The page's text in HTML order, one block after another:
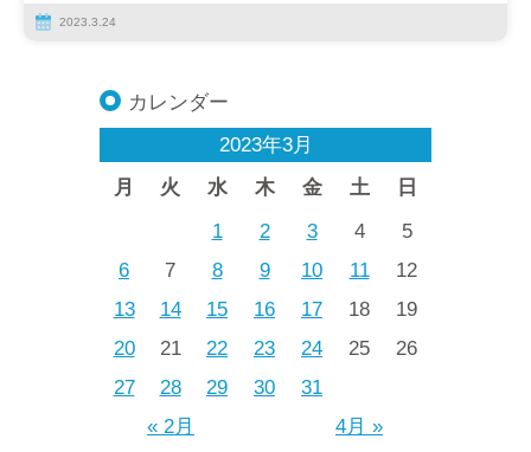
2023.3.24
カレンダー
2023年3月
月
火 水 木 金 土 日
« 2月 4月 »
1 2 3 4
5
6
7 8 9 10 11
12
13
14 15 16 17 18
19
20
21 22 23 24 25
26
27
28 29 30 31